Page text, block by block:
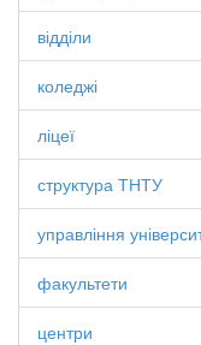
відділи
коледжі
ліцеї
структура ТНТУ
управління
факультети
центри